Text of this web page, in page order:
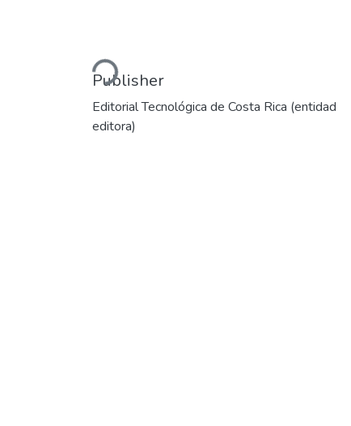
Loading...
Publisher
Editorial Tecnológica de Costa Rica (entidad
editora)